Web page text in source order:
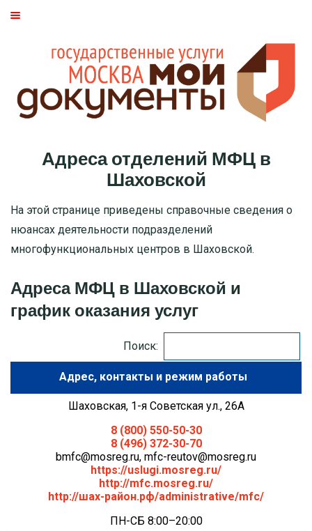
Адреса отделений МФЦ в
Шаховской
На этой странице приведены справочные сведения о
нюансах деятельности подразделений
многофункциональных центров в Шаховской.
Адреса МФЦ в Шаховской и
график оказания услуг
Поиск:
Адрес
Шаховская, 1-я Советская ул., 26А
8 (800) 550-50-30
8 (496) 372-30-70
bmfc@mosreg.ru, mfc-reutov@mosreg.ru
https://uslugi.mosreg.ru/
http://mfc.mosreg.ru/
http://шах-район.рф/administrative/mfc/
ПН-СБ 8:00–20:00
СТАТЬИ
БАСМАННЫЙ РАЙОН
МОЖАЙСКИЙ
САО
МОСКОВСКАЯ ОБЛАСТЬ
ПУШКИНО